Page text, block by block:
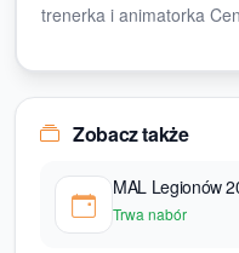
trenerka i animatorka
Zobacz także
MAL Legionów
Trwa nabór